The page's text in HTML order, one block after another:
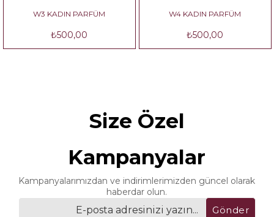
W3 KADIN PARFÜM
₺500,00
W4 KADIN PARFÜM
₺500,00
Size Özel
Kampanyalar
Kampanyalarımızdan ve indirimlerimizden güncel olarak
haberdar olun.
Gönder